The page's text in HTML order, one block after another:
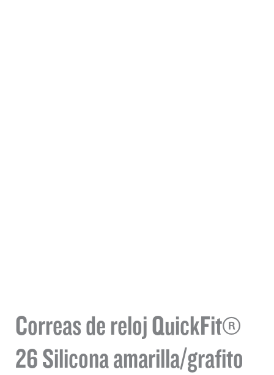
Correas de reloj QuickFit®
26 Silicona amarilla/grafito